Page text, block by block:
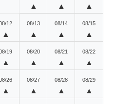
▲ ▲ ▲
12
▲
08/13
▲
08/14
▲
08/15
▲
19
▲
08/20
▲
08/21
▲
08/22
▲
26
▲
08/27
▲
08/28
▲
08/29
▲